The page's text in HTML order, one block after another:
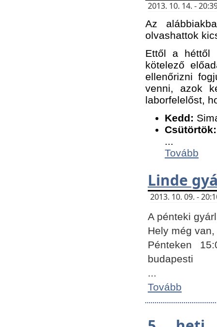
2013. 10. 14. -
Az
olvashattok
Ettől a héttől
kötelező
ellenőrizni
venni, azok
laborfelelőst,
Kedd:
Csütörtök:
...
Tovább
Linde
2013. 10. 09. -
A pénteki
Hely még
Pénteken
budapesti
...
Tovább